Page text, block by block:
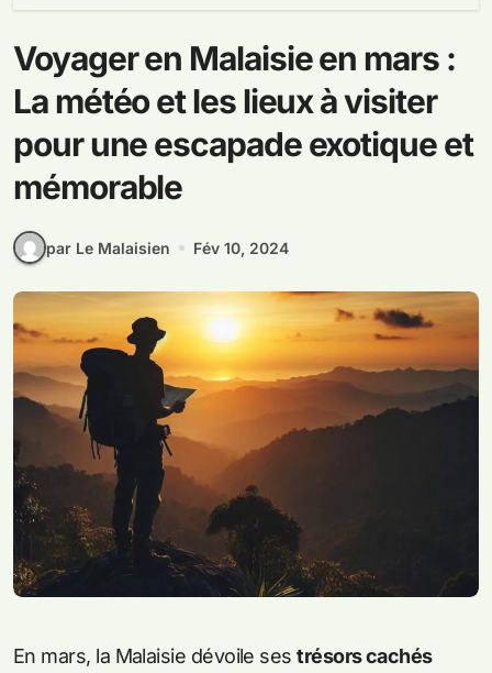
Voyager en Malaisie en mars :
La météo et les lieux à visiter
pour une escapade exotique et
mémorable
par Le Malaisien Fév 10, 2024
En mars, la Malaisie dévoile sestrésors cachés